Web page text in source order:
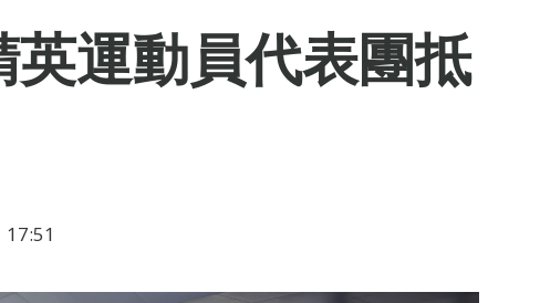
英運動員代表團抵